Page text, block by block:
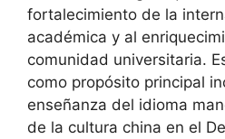
fortalecimiento de la
académica y al
comunidad universitaria.
como propósito principal
enseñanza del idioma
de la cultura china en el